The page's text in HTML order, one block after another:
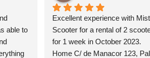
able to
Excellent experience with
Scooter for a rental of 2
for 1 week in October 2023.
Home C/ de Manacor 123,